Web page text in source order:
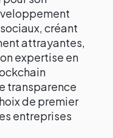
créant
attrayantes,
expertise en
transparence
de premier
entreprises